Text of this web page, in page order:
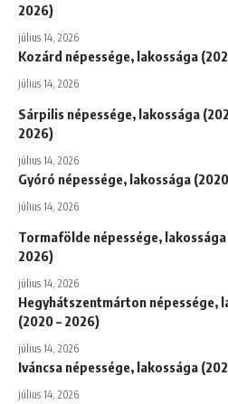
2026)
július 14, 2026
Kozárd népessége, lakossága
július 14, 2026
Sárpilis népessége, lakossága
2026)
július 14, 2026
Gyóró népessége, lakossága
július 14, 2026
Tormafölde népessége, lakossága
2026)
július 14, 2026
Hegyhátszentmárton népessége,
(2020 – 2026)
július 14, 2026
Iváncsa népessége, lakossága
július 14, 2026